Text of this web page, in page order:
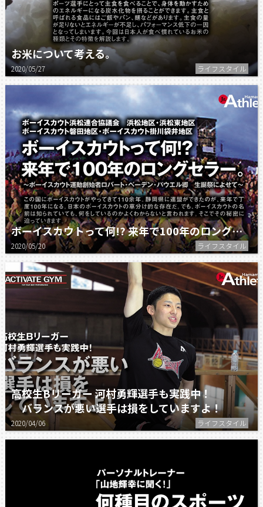
お米について考える。
2020/05/27 ライフスタイル
ボーイスカウトって何!? 来年で100年のロングセラー。
2020/05/20 ライフスタイル
高校生Bリーガー 河村勇輝選手も実践中！
バランスが悪い選手は損をしていますよ！
2020/04/06 ライフスタイル